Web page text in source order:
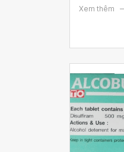
thường
Xem thêm